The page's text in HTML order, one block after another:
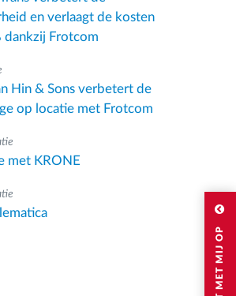
en verlaagt de kosten
dankzij Frotcom
Hin & Sons verbetert de
op locatie met Frotcom
met KRONE